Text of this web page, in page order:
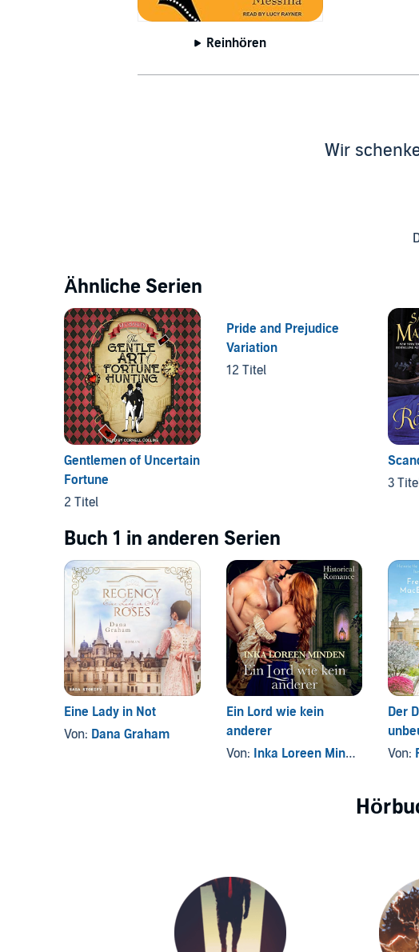
Reinhören
Wir
Ähnliche Serien
Gentlemen of Uncertain
Fortune
2 Titel
Pride and Prejudice
Variation
12 Titel
3
Buch 1 in anderen Serien
Eine Lady in Not
Von: Dana Graham
Ein Lord wie kein
anderer
Von: Inka Loreen Minden
Der
Von: